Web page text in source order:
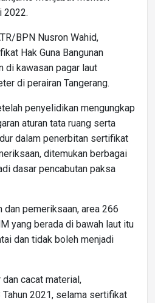
2022.
BPN Nusron Wahid,
Hak Guna Bangunan
di kawasan pagar laut
di perairan Tangerang.
penyelidikan mengungkap
aturan tata ruang serta
dalam penerbitan sertifikat
ditemukan berbagai
dasar pencabutan paksa
dan pemeriksaan, area 266
yang berada di bawah laut itu
dan tidak boleh menjadi
cacat material,
2021, selama sertifikat